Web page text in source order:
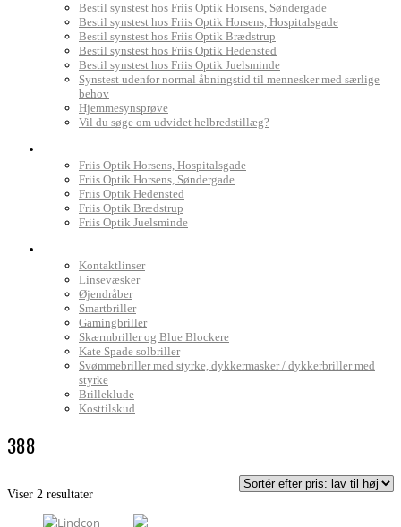
Bestil synstest hos Friis Optik Horsens, Søndergade
Bestil synstest hos Friis Optik Horsens, Hospitalsgade
Bestil synstest hos Friis Optik Brædstrup
Bestil synstest hos Friis Optik Hedensted
Bestil synstest hos Friis Optik Juelsminde
Synstest udenfor normal åbningstid til mennesker med særlige
behov
Hjemmesynsprøve
Vil du søge om udvidet helbredstillæg?
Friis Optik Horsens, Hospitalsgade
Friis Optik Horsens, Søndergade
Friis Optik Hedensted
Friis Optik Brædstrup
Friis Optik Juelsminde
Kontaktlinser
Linsevæsker
Øjendråber
Smartbriller
Gamingbriller
Skærmbriller og Blue Blockere
Kate Spade solbriller
Svømmebriller med styrke, dykkermasker / dykkerbriller med
styrke
Brilleklude
Kosttilskud
388
Viser 2 resultaterSorteret
pris: